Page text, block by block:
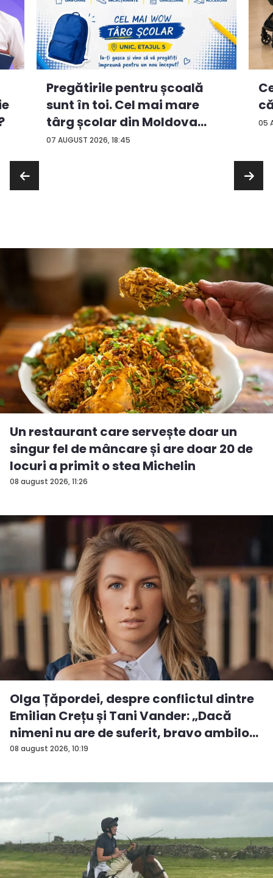
07 AUGUST 2026, 18:45
Pregătirile pentru școală
sunt în toi. Cel mai mare
târg școlar din Moldova
con...
05
08 august 2026, 11:26
Un restaurant care servește doar un
singur fel de mâncare și are doar 20 de
locuri a primit o stea Michelin
08 august 2026, 10:19
Olga Țăpordei, despre conflictul dintre
Emilian Crețu și Tani Vander: „Dacă
nimeni nu are de suferit, bravo ambilo...